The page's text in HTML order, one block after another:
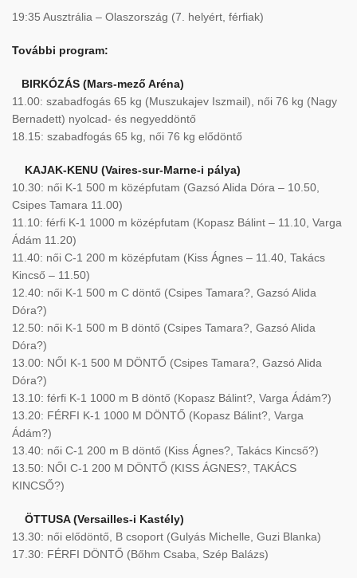
19:35 Ausztrália – Olaszország (7. helyért, férfiak)
További program:
BIRKÓZÁS (Mars-mező Aréna)
11.00: szabadfogás 65 kg (Muszukajev Iszmail), női 76 kg (Nagy
Bernadett) nyolcad- és negyeddöntő
18.15: szabadfogás 65 kg, női 76 kg elődöntő
KAJAK-KENU (Vaires-sur-Marne-i pálya)
10.30: női K-1 500 m középfutam (Gazsó Alida Dóra – 10.50,
Csipes Tamara 11.00)
11.10: férfi K-1 1000 m középfutam (Kopasz Bálint – 11.10, Varga
Ádám 11.20)
11.40: női C-1 200 m középfutam (Kiss Ágnes – 11.40, Takács
Kincső – 11.50)
12.40: női K-1 500 m C döntő (Csipes Tamara?, Gazsó Alida
Dóra?)
12.50: női K-1 500 m B döntő (Csipes Tamara?, Gazsó Alida
Dóra?)
13.00: NŐI K-1 500 M DÖNTŐ (Csipes Tamara?, Gazsó Alida
Dóra?)
13.10: férfi K-1 1000 m B döntő (Kopasz Bálint?, Varga Ádám?)
13.20: FÉRFI K-1 1000 M DÖNTŐ (Kopasz Bálint?, Varga
Ádám?)
13.40: női C-1 200 m B döntő (Kiss Ágnes?, Takács Kincső?)
13.50: NŐI C-1 200 M DÖNTŐ (KISS ÁGNES?, TAKÁCS
KINCSŐ?)
ÖTTUSA (Versailles-i Kastély)
13.30: női elődöntő, B csoport (Gulyás Michelle, Guzi Blanka)
17.30: FÉRFI DÖNTŐ (Bőhm Csaba, Szép Balázs)